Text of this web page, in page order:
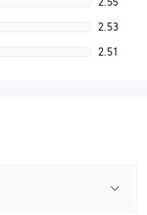
2.53
2.51